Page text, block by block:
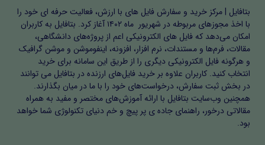
بتافایل | مرکز خرید و سفارش فایل های با ارزش، فعالیت حرفه ای خود را
با اخذ مجوزهای مربوطه در شهریور ماه ۱۴۰۲ آغاز کرد. بتافایل به کاربران
امکان می‌دهد که فایل های الکترونیکی اعم از پروژه‌های دانشگاهی،
مقالات، فرم‌ها و مستندات، نرم افزار، افزونه، اینفوموشن و موشن گرافیک
و هرگونه فایل الکترونیکی دیگری را از طریق این سامانه برای خرید
انتخاب کنید. کاربران علاوه بر خرید فایل‌های ارزنده در بتافایل می توانند
در بخش ثبت سفارش، درخواست‌های خود را با ما در میان بگذارند.
همچنین وب‌سایت بتافایل با ارائه آموزش‌های مختصر و مفید به همراه
مقالاتی درخور، راهنمای جاده ی پر پیچ و خم دنیای تکنولوژی شما خواهد
بود.